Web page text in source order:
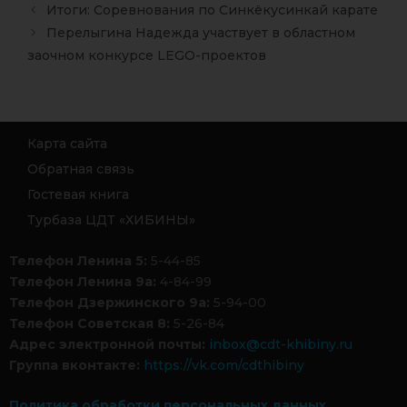
Итоги: Соревнования по Синкёкусинкай карате
Перелыгина Надежда участвует в областном
заочном конкурсе LEGO-проектов
Карта сайта
Обратная связь
Гостевая книга
Турбаза ЦДТ «ХИБИНЫ»
Телефон Ленина 5: 5-44-85
Телефон Ленина 9а: 4-84-99
Телефон Дзержинского 9а: 5-94-00
Телефон Советская 8: 5-26-84
Адрес электронной почты: inbox@cdt-khibiny.ru
Группа вконтакте: https://vk.com/cdthibiny